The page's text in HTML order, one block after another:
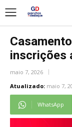
inscrições
maio 7, 2026
Atualizado: maio 7,
WhatsApp